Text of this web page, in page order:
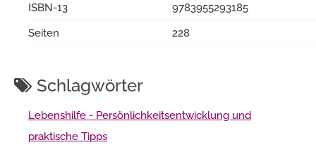
ISBN-13
9783955293185
Seiten
228
Schlagwörter
Lebenshilfe - Persönlichkeitsentwicklung und
praktische Tipps